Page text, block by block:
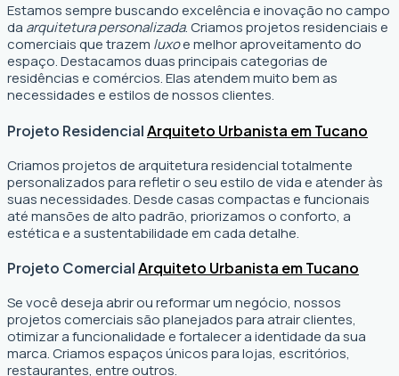
Estamos sempre buscando excelência e inovação no campo
da arquitetura personalizada. Criamos projetos residenciais e
comerciais que trazem luxoe melhor aproveitamento do
espaço. Destacamos duas principais categorias de
residências e comércios. Elas atendem muito bem as
necessidades e estilos de nossos clientes.
Projeto ResidencialArquiteto Urbanista em Tucano
Criamos projetos de arquitetura residencial totalmente
personalizados para refletir o seu estilo de vida e atender às
suas necessidades. Desde casas compactas e funcionais
até mansões de alto padrão, priorizamos o conforto, a
estética e a sustentabilidade em cada detalhe.
Projeto ComercialArquiteto Urbanista em Tucano
Se você deseja abrir ou reformar um negócio, nossos
projetos comerciais são planejados para atrair clientes,
otimizar a funcionalidade e fortalecer a identidade da sua
marca. Criamos espaços únicos para lojas, escritórios,
restaurantes, entre outros.